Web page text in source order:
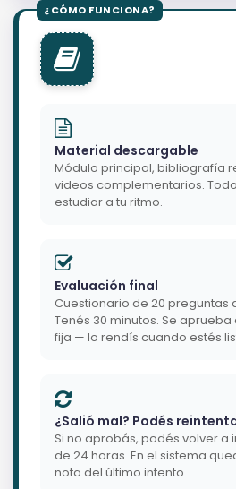
Material descargable
Módulo principal, bibliografía
videos complementarios.
estudiar a tu ritmo.
Evaluación final
Cuestionario de 20 preguntas
Tenés 30 minutos. Se aprueba
fija — lo rendís cuando estés
¿Salió mal? Podés
Si no aprobás, podés volver a
de 24 horas. En el sistema
nota del último intento.